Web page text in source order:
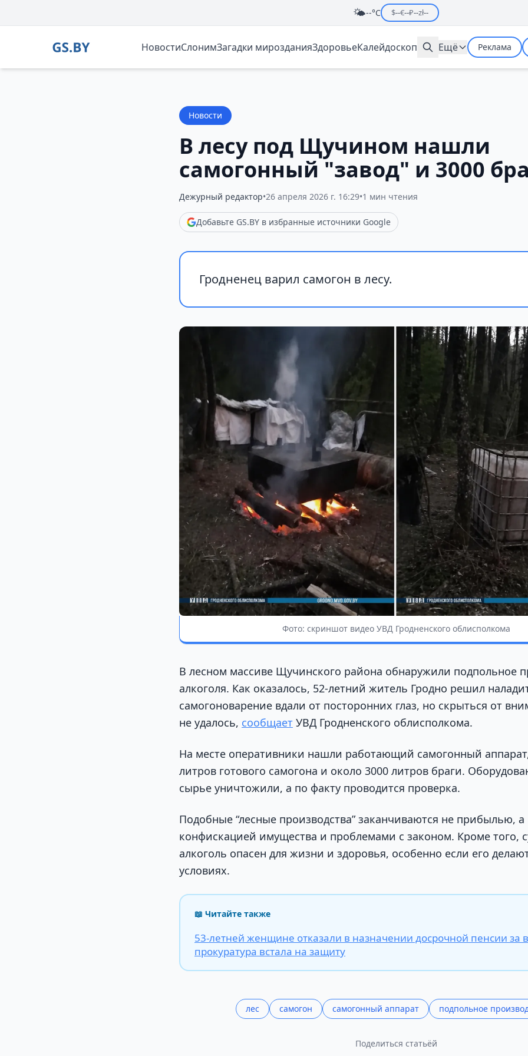
🌤️--°C $--€--₽--zł--
НовостиСлонимЗагадки мирозданияЗдоровьеКалейдоскоп Ещё Реклама
Новости
В лесу под Щучином нашли
самогонный "завод" и 3000
Дежурный редактор•26 апреля 2026 г. 16:29•1 мин чтения
Добавьте GS.BY в избранные источники Google
Гродненец варил самогон в лесу.
Фото: скриншот видео УВД Гродненского облисполкома
В лесном массиве Щучинского района обнаружили подпольное
алкоголя. Как оказалось, 52-летний житель Гродно решил
самогоноварение вдали от посторонних глаз, но скрыться от
не удалось, сообщает УВД Гродненского облисполкома.
На месте оперативники нашли работающий самогонный
литров готового самогона и около 3000 литров браги.
сырье уничтожили, а по факту проводится проверка.
Подобные “лесные производства” заканчиваются не прибылью,
конфискацией имущества и проблемами с законом. Кроме того,
алкоголь опасен для жизни и здоровья, особенно если его
условиях.
📖 Читайте также
53-летней женщине отказали в назначении досрочной пенсии за
прокуратура встала на защиту
лес самогон самогонный аппарат подпольное
Поделиться статьёй